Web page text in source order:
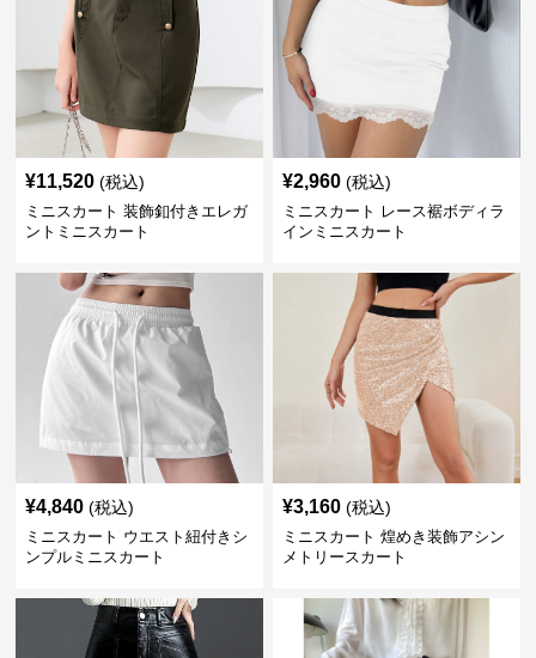
¥11,520 (税込)
ミニスカート 装飾釦付きエレガ
ントミニスカート
¥2,960 (税込)
ミニスカート レース裾ボディラ
インミニスカート
¥4,840 (税込)
ミニスカート ウエスト紐付きシ
ンプルミニスカート
¥3,160 (税込)
ミニスカート 煌めき装飾アシン
メトリースカート